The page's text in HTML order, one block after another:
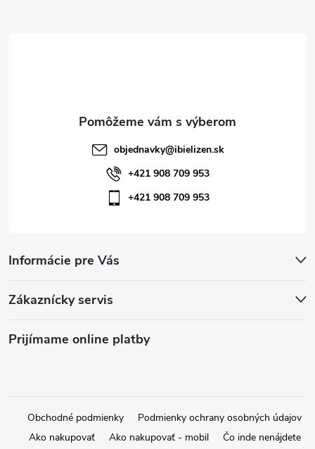
Informácie pre Vás
Zákaznícky servis
Prijímame online platby
objednavky@ibielizen.sk
+421 908 709 953
+421 908 709 953
Obchodné podmienky
Podmienky ochrany osobných údajov
Ako nakupovať
Ako nakupovať - mobil
Čo inde nenájdete